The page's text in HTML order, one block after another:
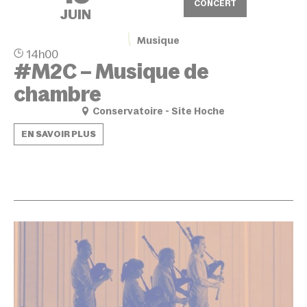
JUIN
CONCERT
Musique
14h00
#M2C – Musique de
chambre
Conservatoire - Site Hoche
EN SAVOIR PLUS